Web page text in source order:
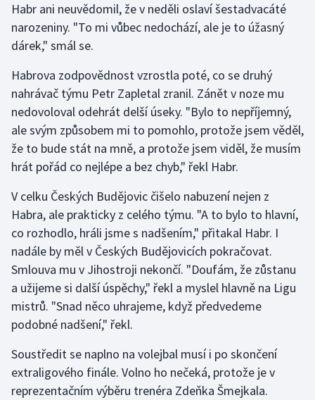
Házená
Jezdectví
Judo
Krasobruslení
Lezení
Moderní pětiboj
Motorsport
Olympijské hry
Parasport
Plavání
Plážový volejbal
Habr ani neuvědomil, že v neděli oslaví šestadvacáté
narozeniny. "To mi vůbec nedochází, ale je to úžasný
dárek," smál se.
Habrova zodpovědnost vzrostla poté, co se druhý
nahrávač týmu Petr Zapletal zranil. Zánět v noze mu
nedovoloval odehrát delší úseky. "Bylo to nepříjemný,
ale svým způsobem mi to pomohlo, protože jsem věděl,
že to bude stát na mně, a protože jsem viděl, že musím
hrát pořád co nejlépe a bez chyb," řekl Habr.
V celku Českých Budějovic čišelo nabuzení nejen z
Habra, ale prakticky z celého týmu. "A to bylo to hlavní,
co rozhodlo, hráli jsme s nadšením," přitakal Habr. I
nadále by měl v Českých Budějovicích pokračovat.
Smlouva mu v Jihostroji nekončí. "Doufám, že zůstanu
a užijeme si další úspěchy," řekl a myslel hlavně na Ligu
mistrů. "Snad něco uhrajeme, když předvedeme
podobné nadšení," řekl.
Soustředit se naplno na volejbal musí i po skončení
extraligového finále. Volno ho nečeká, protože je v
reprezentačním výběru trenéra Zdeňka Šmejkala.